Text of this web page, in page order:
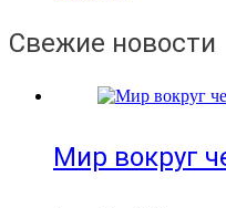
Свежие новости
Мир вокруг